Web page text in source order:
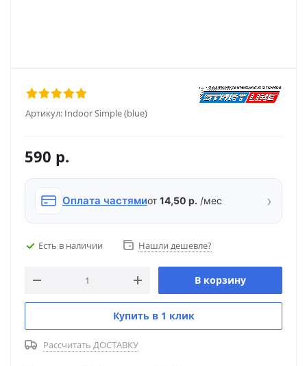
Артикул: Indoor Simple (blue)
590 р.
Оплата частямиот 14,50 р. /мес ›
Есть в наличии Нашли дешевле?
В корзину
Купить в 1 клик
Рассчитать ДОСТАВКУ